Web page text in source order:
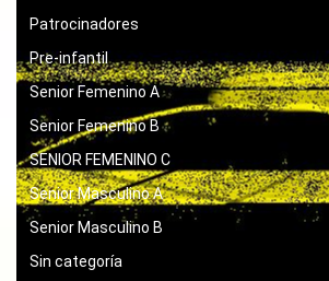
Patrocinadores
Pre-infantil
Senior Femenino A
Senior Femenino B
SENIOR FEMENINO C
Senior Masculino A
Senior Masculino B
Sin categoría